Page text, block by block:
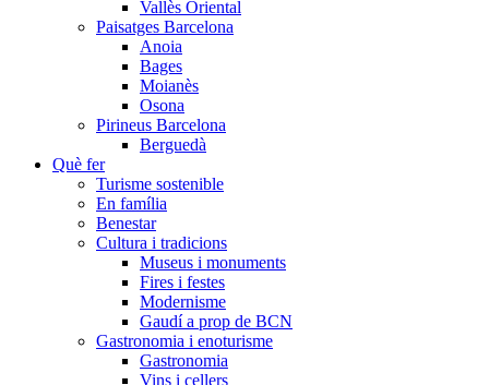
Vallès Oriental
Paisatges Barcelona
Anoia
Bages
Moianès
Osona
Pirineus Barcelona
Berguedà
Què fer
Turisme sostenible
En família
Benestar
Cultura i tradicions
Museus i monuments
Fires i festes
Modernisme
Gaudí a prop de BCN
Gastronomia i enoturisme
Gastronomia
Vins i cellers